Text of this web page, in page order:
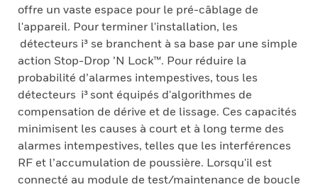
offre un vaste espace pour le pré-câblage de
l'appareil. Pour terminer l'installation, les
détecteurs i³ se branchent à sa base par une simple
action Stop-Drop ’N Lock™. Pour réduire la
probabilité d’alarmes intempestives, tous les
détecteurs i³ sont équipés d'algorithmes de
compensation de dérive et de lissage. Ces capacités
minimisent les causes à court et à long terme des
alarmes intempestives, telles que les interférences
RF et l’accumulation de poussière. Lorsqu'il est
connecté au module de test/maintenance de boucle